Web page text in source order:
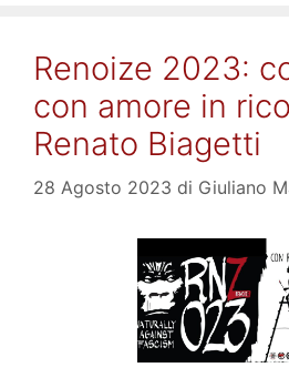
Renoize 2023:
con amore in
Renato Biagetti
28 Agosto 2023 di Giuliano